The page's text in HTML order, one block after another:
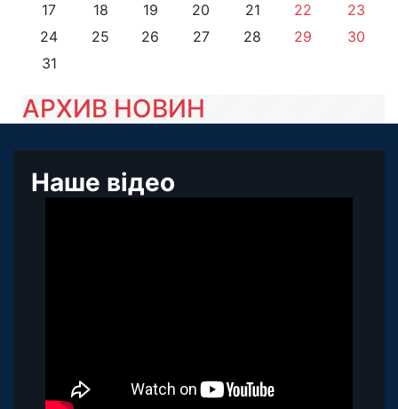
17
18 19 20 21 22
23
24
25 26 27 28 29
30
31
АРХИВ НОВИН
Наше відео